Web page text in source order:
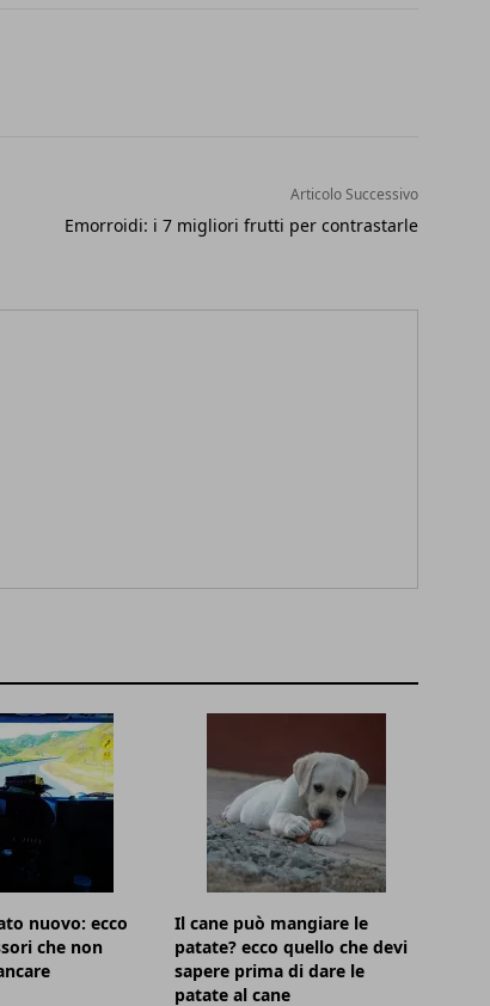
Articolo Successivo
Emorroidi: i 7 migliori frutti per contrastarle
nuovo: ecco
che non
Il cane può mangiare le
patate? ecco quello che devi
sapere prima di dare le
patate al cane